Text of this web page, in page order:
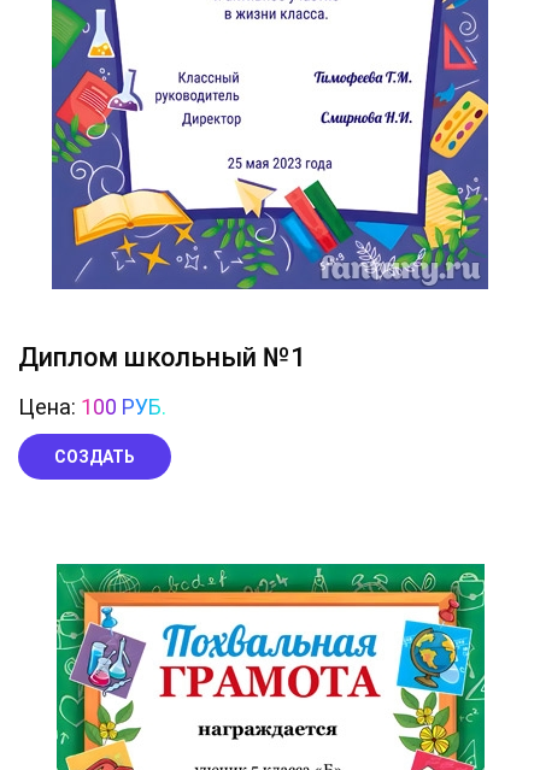
Диплом школьный №1
Цена: 100 РУБ.
СОЗДАТЬ